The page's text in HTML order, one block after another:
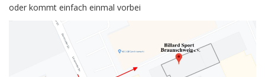
oder kommt einfach einmal vorbei